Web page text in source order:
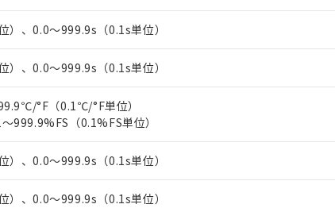
）、0.0～999.9s（0.1s単位）
）、0.0～999.9s（0.1s単位）
°F（0.1℃/°F単位）
999.9%FS（0.1%FS単位）
）、0.0～999.9s（0.1s単位）
）、0.0～999.9s（0.1s単位）
で非含有を証明するもので、過去に遡って非含有を証明するも
ル酸エステル類４物質の対応では、対応完了までの期間は出
に対応日を記載しておりました。
在庫切替を完了していることから、特段のことがない限り、